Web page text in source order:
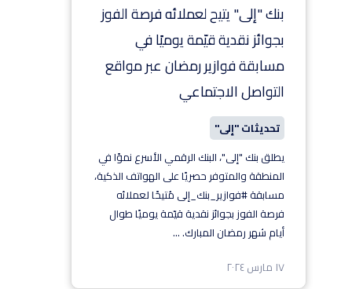
بنك "إلى" يتيح لعملائه فرصة الفوز
بجوائز نقدية قيّمة يوميًا في
مسابقة فوازير رمضان عبر مواقع
التواصل الاجتماعي
تحديثات "إلى"
يطلق بنك "إلى"، البنك الرقمي الأسرع نموًا في
المنطقة والمتوفر حصريًا على الهواتف الذكية،
مسابقة #فوازير_بنك_إلى مُتيحًا لعملائه
فرصة الفوز بجوائز نقدية قيّمة يوميًا طوال
أيام شهر رمضان المبارك....
١٧ مارس ٢٠٢٤